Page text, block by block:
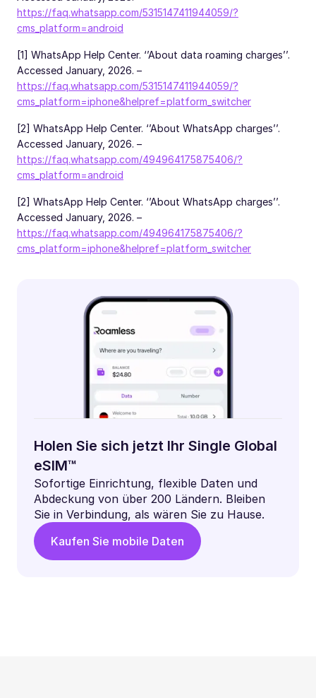
https://faq.whatsapp.com/5315147411944059/?
cms_platform=android
[1] WhatsApp Help Center. ‘’About data roaming charges’’.
Accessed January, 2026. –
https://faq.whatsapp.com/5315147411944059/?
cms_platform=iphone&helpref=platform_switcher
[2] WhatsApp Help Center. ‘’About WhatsApp charges’’.
Accessed January, 2026. –
https://faq.whatsapp.com/494964175875406/?
cms_platform=android
[2] WhatsApp Help Center. ‘’About WhatsApp charges’’.
Accessed January, 2026. –
https://faq.whatsapp.com/494964175875406/?
cms_platform=iphone&helpref=platform_switcher
Holen Sie sich jetzt Ihr Single Global
eSIM™
Sofortige Einrichtung, flexible Daten und
Abdeckung von über 200 Ländern. Bleiben
Sie in Verbindung, als wären Sie zu Hause.
Kaufen Sie mobile Daten